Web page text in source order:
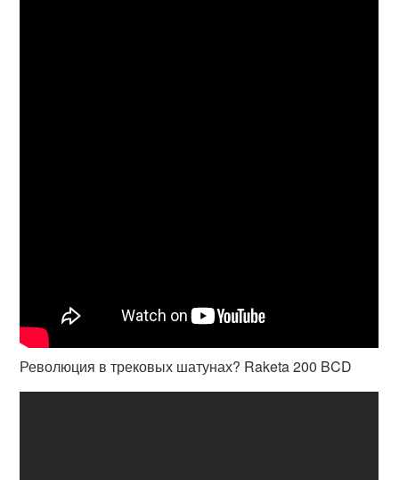
Революция в трековых шатунах? Raketa 200 BCD